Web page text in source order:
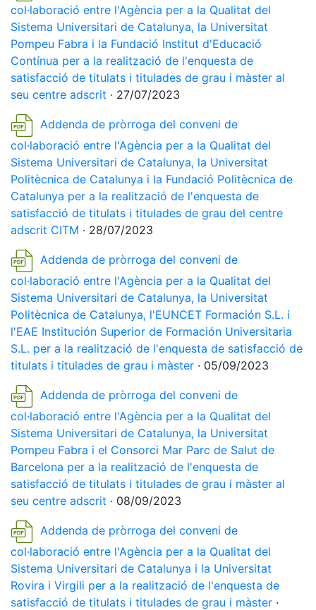
col·laboració entre l'Agència per a la Qualitat del
Sistema Universitari de Catalunya, la Universitat
Pompeu Fabra i la Fundació Institut d'Educació
Contínua per a la realització de l'enquesta de
satisfacció de titulats i titulades de grau i màster al
seu centre adscrit · 27/07/2023
Addenda de pròrroga del conveni de
col·laboració entre l'Agència per a la Qualitat del
Sistema Universitari de Catalunya, la Universitat
Politècnica de Catalunya i la Fundació Politècnica de
Catalunya per a la realització de l'enquesta de
satisfacció de titulats i titulades de grau del centre
adscrit CITM · 28/07/2023
Addenda de pròrroga del conveni de
col·laboració entre l'Agència per a la Qualitat del
Sistema Universitari de Catalunya, la Universitat
Politècnica de Catalunya, l'EUNCET Formación S.L. i
l'EAE Institución Superior de Formación Universitaria
S.L. per a la realització de l'enquesta de satisfacció de
titulats i titulades de grau i màster · 05/09/2023
Addenda de pròrroga del conveni de
col·laboració entre l'Agència per a la Qualitat del
Sistema Universitari de Catalunya, la Universitat
Pompeu Fabra i el Consorci Mar Parc de Salut de
Barcelona per a la realització de l'enquesta de
satisfacció de titulats i titulades de grau i màster al
seu centre adscrit · 08/09/2023
Addenda de pròrroga del conveni de
col·laboració entre l'Agència per a la Qualitat del
Sistema Universitari de Catalunya i la Universitat
Rovira i Virgili per a la realització de l'enquesta de
satisfacció de titulats i titulades de grau i màster ·